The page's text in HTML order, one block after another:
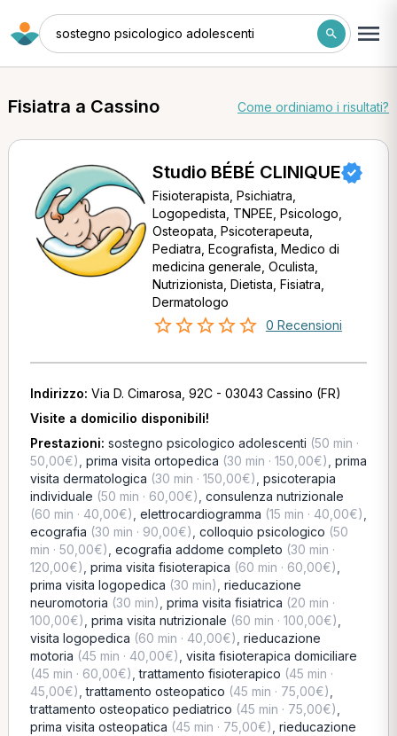
sostegno psicologico adolescenti
Fisiatra a Cassino Come ordiniamo i risultati?
Studio BÉBÉ CLINIQUE
Fisioterapista, Psichiatra,
Logopedista, TNPEE, Psicologo,
Osteopata, Psicoterapeuta,
Pediatra, Ecografista, Medico di
medicina generale, Oculista,
Nutrizionista, Dietista, Fisiatra,
Dermatologo
0 Recensioni
Indirizzo: Via D. Cimarosa, 92C - 03043 Cassino (FR)
Visite a domicilio disponibili!
Prestazioni: sostegno psicologico adolescenti (50 min ·
50,00€) prima visita ortopedica (30 min · 150,00€) prima
visita dermatologica (30 min · 150,00€) psicoterapia
individuale (50 min · 60,00€) consulenza nutrizionale
(60 min · 40,00€) elettrocardiogramma (15 min · 40,00€)
ecografia (30 min · 90,00€) colloquio psicologico (50
min · 50,00€) ecografia addome completo (30 min ·
120,00€) prima visita fisioterapica (60 min · 60,00€)
prima visita logopedica (30 min) rieducazione
neuromotoria (30 min) prima visita fisiatrica (20 min ·
100,00€) prima visita nutrizionale (60 min · 100,00€)
visita logopedica (60 min · 40,00€) rieducazione
motoria (45 min · 40,00€) visita fisioterapica domiciliare
(45 min · 60,00€) ,trattamento fisioterapico (45 min ·
45,00€) ,trattamento osteopatico (45 min · 75,00€)
trattamento osteopatico pediatrico (45 min · 75,00€)
prima visita osteopatica (45 min · 75,00€) rieducazione